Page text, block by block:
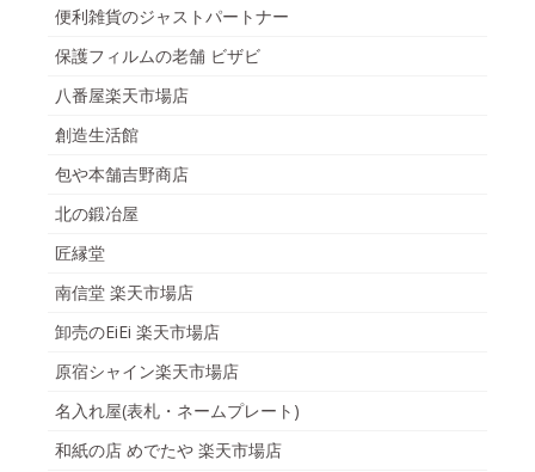
便利雑貨のジャストパートナー
保護フィルムの老舗 ビザビ
八番屋楽天市場店
創造生活館
包や本舗吉野商店
北の鍛冶屋
匠縁堂
南信堂 楽天市場店
卸売のEiEi 楽天市場店
原宿シャイン楽天市場店
名入れ屋(表札・ネームプレート)
和紙の店 めでたや 楽天市場店